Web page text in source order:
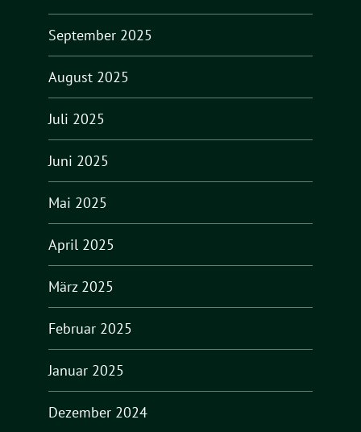
September 2025
August 2025
Juli 2025
Juni 2025
Mai 2025
April 2025
März 2025
Februar 2025
Januar 2025
Dezember 2024